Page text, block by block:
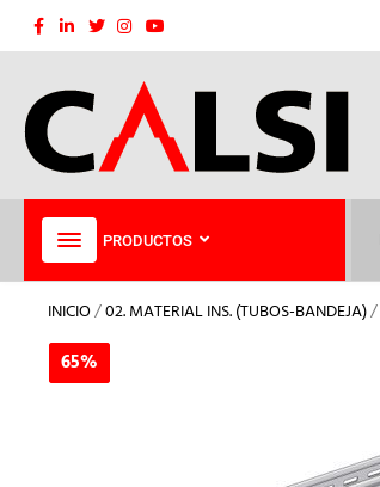
Saltar
PRODUCTOS
INICIO/02. MATERIAL INS. (TUBOS-BANDEJA)/
65%
65%